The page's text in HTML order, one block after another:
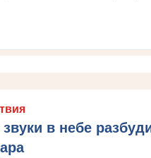
в небе